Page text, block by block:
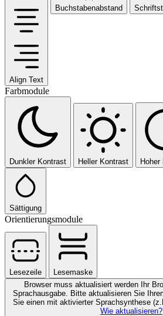
Align Text
Buchstabenabstand
Farbmodule
Dunkler Kontrast Heller Kontrast Hoher
Sättigung
Orientierungsmodule
Lesezeile
Lesemaske
Browser muss aktualisiert werden Ihr
Sprachausgabe. Bitte aktualisieren Sie
Sie einen mit aktivierter Sprachsynthese
Wie aktualisieren?